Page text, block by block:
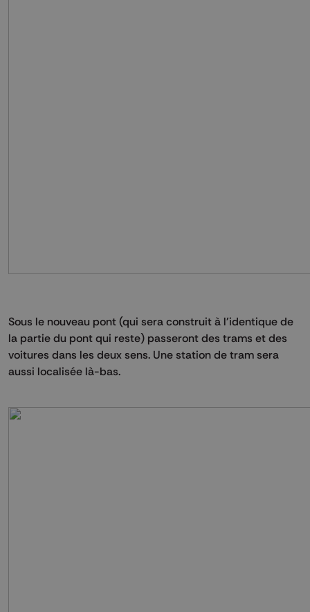
Sous le nouveau pont (qui sera construit à l'identique de
la partie du pont qui reste) passeront des trams et des
voitures dans les deux sens. Une station de tram sera
aussi localisée là-bas.